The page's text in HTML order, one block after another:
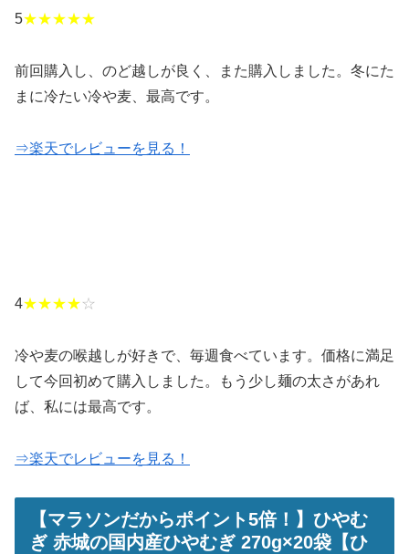
5★★★★★
前回購入し、のど越しが良く、また購入しました。冬にた
まに冷たい冷や麦、最高です。
⇒楽天でレビューを見る！
4★★★★☆
冷や麦の喉越しが好きで、毎週食べています。価格に満足
して今回初めて購入しました。もう少し麺の太さがあれ
ば、私には最高です。
⇒楽天でレビューを見る！
【マラソンだからポイント5倍！】ひやむ
ぎ 赤城の国内産ひやむぎ 270g×20袋【ひ